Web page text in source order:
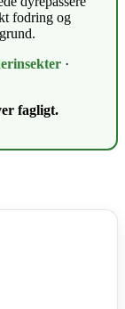
fodring og
·
fagligt.